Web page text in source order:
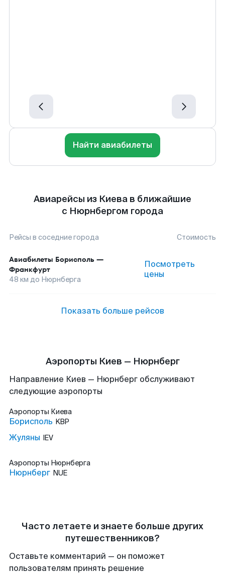
Найти авиабилеты
Авиарейсы из Киева в ближайшие
с Нюрнбергом города
Рейсы в соседние города Стоимость
Авиабилеты Борисполь —
Франкфурт
48 км до Нюрнберга
Посмотреть
цены
Показать больше рейсов
Аэропорты Киев — Нюрнберг
Направление Киев — Нюрнберг обслуживают
следующие аэропорты
Аэропорты Киева
Борисполь KBP
Жуляны IEV
Аэропорты Нюрнберга
Нюрнберг NUE
Часто летаете и знаете больше других
путешественников?
Оставьте комментарий — он поможет
пользователям принять решение